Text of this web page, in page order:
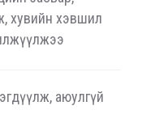
хувийн хэвшил
аюулгүй